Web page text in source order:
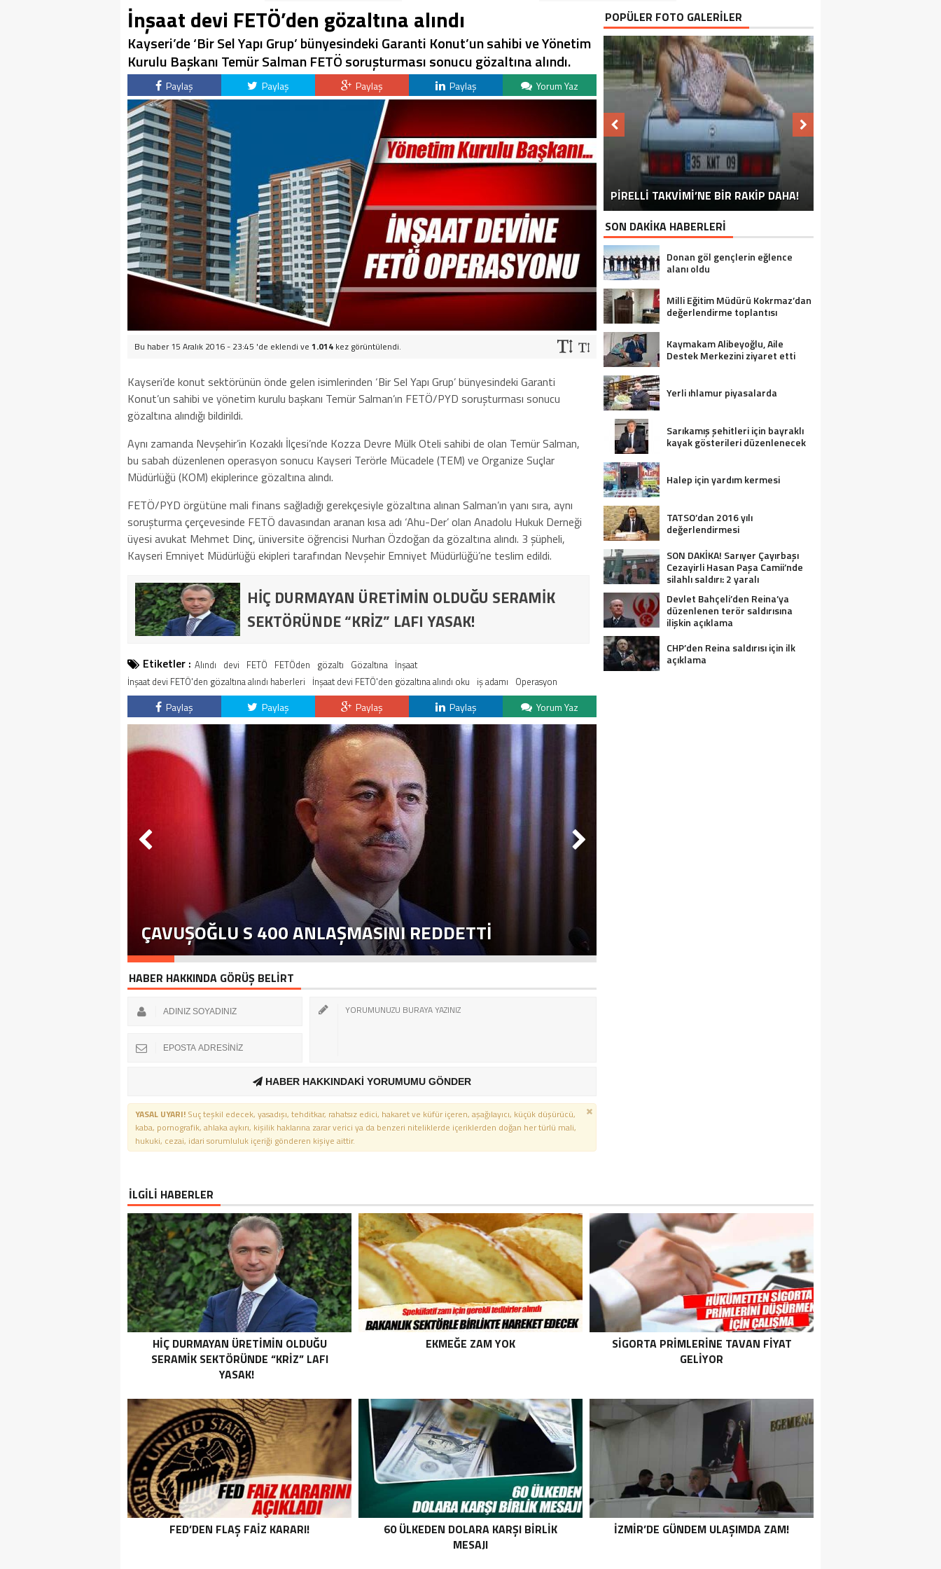
İnşaat devi FETÖ’den gözaltına alındı
Kayseri’de ‘Bir Sel Yapı Grup’ bünyesindeki Garanti Konut’un sahibi ve Yönetim
Kurulu Başkanı Temür Salman FETÖ soruşturması sonucu gözaltına alındı.
Paylaş Paylaş Paylaş Paylaş Yorum Yaz
Bu haber 15 Aralık 2016 - 23:45 'de eklendi ve 1.014 kez görüntülendi.
Kayseri’de konut sektörünün önde gelen isimlerinden ‘Bir Sel Yapı Grup’ bünyesindeki Garanti
Konut’un sahibi ve yönetim kurulu başkanı Temür Salman’ın FETÖ/PYD soruşturması sonucu
gözaltına alındığı bildirildi.
Aynı zamanda Nevşehir’in Kozaklı İlçesi’nde Kozza Devre Mülk Oteli sahibi de olan Temür Salman,
bu sabah düzenlenen operasyon sonucu Kayseri Terörle Mücadele (TEM) ve Organize Suçlar
Müdürlüğü (KOM) ekiplerince gözaltına alındı.
FETÖ/PYD örgütüne mali finans sağladığı gerekçesiyle gözaltına alınan Salman’ın yanı sıra, aynı
soruşturma çerçevesinde FETÖ davasından aranan kısa adı ‘Ahu-Der’ olan Anadolu Hukuk Derneği
üyesi avukat Mehmet Dinç, üniversite öğrencisi Nurhan Özdoğan da gözaltına alındı. 3 şüpheli,
Kayseri Emniyet Müdürlüğü ekipleri tarafından Nevşehir Emniyet Müdürlüğü’ne teslim edildi.
HİÇ DURMAYAN ÜRETİMİN OLDUĞU SERAMİK
SEKTÖRÜNDE “KRİZ” LAFI YASAK!
Etiketler : Alındı devi FETÖ FETÖden gözaltı Gözaltına İnşaat
İnşaat devi FETÖ'den gözaltına alındı haberleri İnşaat devi FETÖ'den gözaltına alındı oku iş adamı Operasyon
Paylaş Paylaş Paylaş Paylaş Yorum Yaz
ÇAVUŞOĞLU S 400 ANLAŞMASINI REDDETTI
HABER HAKKINDA GÖRÜŞ BELİRT
HABER HAKKINDAKİ YORUMUMU GÖNDER
YASAL UYARI! Suç teşkil edecek, yasadışı, tehditkar, rahatsız edici, hakaret ve küfür içeren, aşağılayıcı, küçük düşürücü,
kaba, pornografik, ahlaka aykırı, kişilik haklarına zarar verici ya da benzeri niteliklerde içeriklerden doğan her türlü mali,
hukuki, cezai, idari sorumluluk içeriği gönderen kişiye aittir.
POPÜLER FOTO GALERİLER
PİRELLİ TAKVİMİ’NE BİR RAKİP DAHA!
EN İYİ ‘KURBAN BAYRAMI’ CAPSLERİ!
BUNU SÖYLEMEYEN ESNAF GÖRDÜNÜZ
MÜ?
FOTOĞRAFLARLA HIZAN
FOTOĞRAFLARLA BITLIS
FOTOĞRAFLARLA TATVAN
FOTOĞRAFLARLA GÜROYMAK
FOTOĞRAFLARLA AHLAT
FOTOĞRAFLARLA ADILCEVAZ
FOTOĞRAFLARLA MUTKI
SON DAKİKA HABERLERİ
Donan göl gençlerin eğlence
alanı oldu
Milli Eğitim Müdürü Kokrmaz’dan
değerlendirme toplantısı
Kaymakam Alibeyoğlu, Aile
Destek Merkezini ziyaret etti
Yerli ıhlamur piyasalarda
Sarıkamış şehitleri için bayraklı
kayak gösterileri düzenlenecek
Halep için yardım kermesi
TATSO’dan 2016 yılı
değerlendirmesi
SON DAKİKA! Sarıyer Çayırbaşı
Cezayirli Hasan Paşa Camii’nde
silahlı saldırı: 2 yaralı
Devlet Bahçeli’den Reina’ya
düzenlenen terör saldırısına
ilişkin açıklama
CHP’den Reina saldırısı için ilk
açıklama
İLGİLİ HABERLER
HİÇ DURMAYAN ÜRETİMİN OLDUĞU
SERAMİK SEKTÖRÜNDE “KRİZ” LAFI
YASAK!
EKMEĞE ZAM YOK
SIGORTA PRIMLERINE TAVAN FIYAT
GELIYOR
FED’DEN FLAŞ FAIZ KARARI!
60 ÜLKEDEN DOLARA KARŞI BIRLIK
MESAJI
İZMIR’DE GÜNDEM ULAŞIMDA ZAM!